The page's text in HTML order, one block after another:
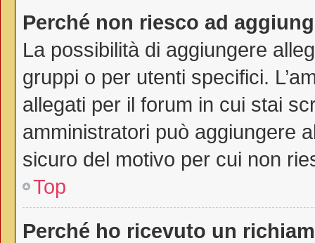
Perché non riesco ad
La possibilità di aggiungere
gruppi o per utenti specifici.
allegati per il forum in cui stai
amministratori può aggiungere
sicuro del motivo per cui non
Top
Perché ho ricevuto un